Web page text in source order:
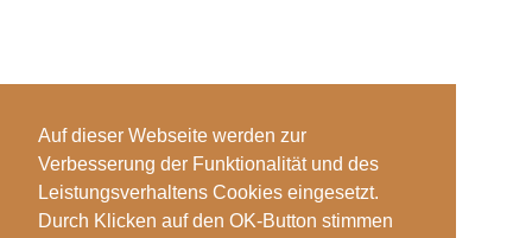
Auf dieser Webseite werden zur
Verbesserung der Funktionalität und des
Leistungsverhaltens Cookies eingesetzt.
Durch Klicken auf den OK-Button stimmen